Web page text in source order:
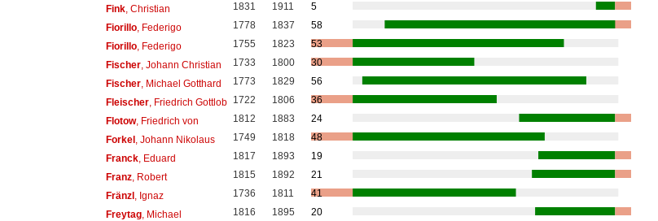
Fink, Christian 1831 1911
5
Fiorillo, Federigo 1778 1837
58
Fiorillo, Federigo 1755 1823
53
Fischer, Johann Christian 1733 1800
30
Fischer, Michael Gotthard 1773 1829
56
Fleischer, Friedrich Gottlob 1722 1806
36
Flotow, Friedrich von 1812 1883
24
Forkel, Johann Nikolaus 1749 1818
48
Franck, Eduard 1817 1893
19
Franz, Robert 1815 1892
21
Fränzl, Ignaz 1736 1811
41
Freytag, Michael 1816 1895
20